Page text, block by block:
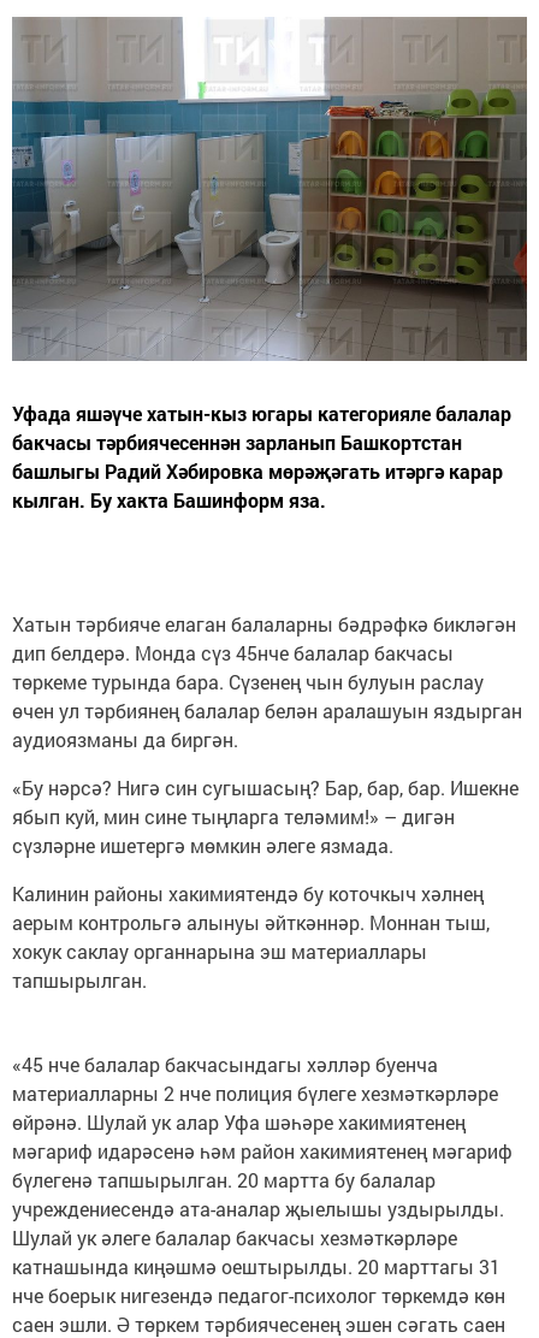
Уфада яшәүче хатын-кыз югары категорияле балалар
бакчасы тәрбиячесеннән зарланып Башкортстан
башлыгы Радий Хәбировка мөрәҗәгать итәргә карар
кылган. Бу хакта Башинформ яза.
Хатын тәрбияче елаган балаларны бәдрәфкә бикләгән
дип белдерә. Монда сүз 45нче балалар бакчасы
төркеме турында бара. Сүзенең чын булуын раслау
өчен ул тәрбиянең балалар белән аралашуын яздырган
аудиоязманы да биргән.
«Бу нәрсә? Нигә син сугышасың? Бар, бар, бар. Ишекне
ябып куй, мин сине тыңларга теләмим!» – дигән
сүзләрне ишетергә мөмкин әлеге язмада.
Калинин районы хакимиятендә бу коточкыч хәлнең
аерым контрольгә алынуы әйткәннәр. Моннан тыш,
хокук саклау органнарына эш материаллары
тапшырылган.
«45 нче балалар бакчасындагы хәлләр буенча
материалларны 2 нче полиция бүлеге хезмәткәрләре
өйрәнә. Шулай ук алар Уфа шәһәре хакимиятенең
мәгариф идарәсенә һәм район хакимиятенең мәгариф
бүлегенә тапшырылган. 20 мартта бу балалар
учреждениесендә ата-аналар җыелышы уздырылды.
Шулай ук әлеге балалар бакчасы хезмәткәрләре
катнашында киңәшмә оештырылды. 20 марттагы 31
нче боерык нигезендә педагог-психолог төркемдә көн
саен эшли. Ә төркем тәрбиячесенең эшен сәгать саен